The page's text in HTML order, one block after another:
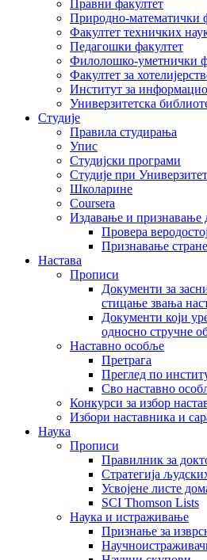
Правни факултет
Природно-математички
Факултет техничких
Педагошки факултет
Филолошко-уметнички
Факултет за
Институт за
Универзитетска
Студије
Правила студирања
Упис
Студијски програми
Студије при
Школарине
Coursera
Издавање и признавање
Провера
Признавање
Настава
Прописи
Документи за
стицање звања
Документи који
односно стручне
Наставно особље
Претрага
Преглед по
Сво наставно
Конкурси за избор
Избори наставника и
Наука
Прописи
Правилник за
Стратегија
Усвојене листе
SCI Thomson Lists
Наука и истраживање
Признање за